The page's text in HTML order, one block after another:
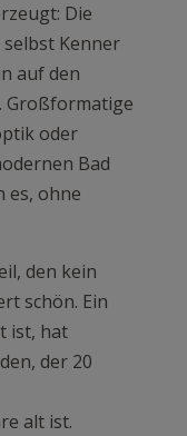
Die
Kenner
auf den
Großformatige
oder
Bad
es, ohne
den kein
schön. Ein
ist, hat
der 20
alt ist.